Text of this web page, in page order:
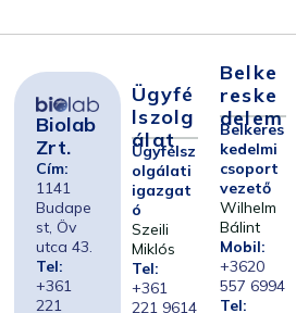
Biolab
Zrt.
Cím:
1141
Budape
st, Öv
utca 43.
Tel:
+361
221
Ügyfé
Lszolg
Álat
Ügyfélsz
olgálati
igazgat
ó
Szeili
Miklós
Tel:
+361
221 9614
Belke
Reske
Delem
Belkeres
kedelmi
csoport
vezető
Wilhelm
Bálint
Mobil:
+3620
557 6994
Tel: